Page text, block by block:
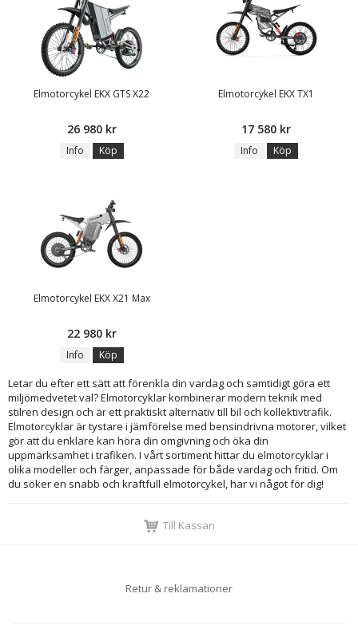
Elmotorcykel EKX GTS X22
26 980 kr
Info Köp
Elmotorcykel EKX TX1
17 580 kr
Info Köp
Elmotorcykel EKX X21 Max
22 980 kr
Info Köp
Letar du efter ett sätt att förenkla din vardag och samtidigt göra ett
miljömedvetet val? Elmotorcyklar kombinerar modern teknik med
stilren design och är ett praktiskt alternativ till bil och kollektivtrafik.
Elmotorcyklar är tystare i jämförelse med bensindrivna motorer, vilket
gör att du enklare kan höra din omgivning och öka din
uppmärksamhet i trafiken. I vårt sortiment hittar du elmotorcyklar i
olika modeller och färger, anpassade för både vardag och fritid. Om
du söker en snabb och kraftfull elmotorcykel, har vi något för dig!
Till Kassan
Retur & reklamationer